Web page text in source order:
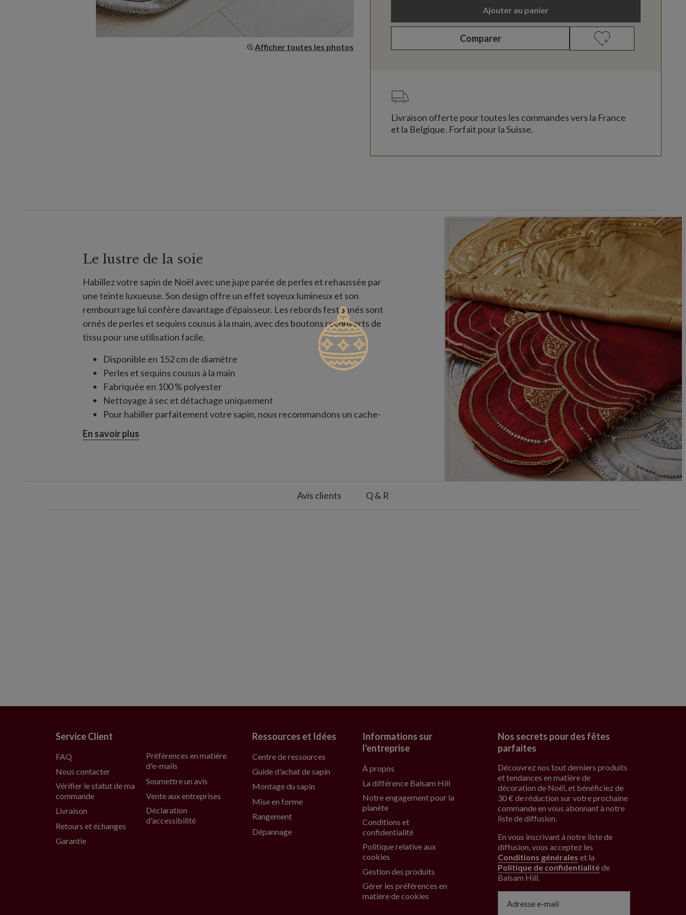
Afficher toutes les photos
Ajouter au panier
Comparer
Livraison offerte pour toutes les commandes vers la France
et la Belgique. Forfait pour la Suisse.
Le lustre de la soie
Habillez votre sapin de Noël avec une jupe parée de perles et rehaussée par
une teinte luxueuse. Son design offre un effet soyeux lumineux et son
rembourrage lui confère davantage d'épaisseur. Les rebords festonnés sont
ornés de perles et sequins cousus à la main, avec des boutons recouverts de
tissu pour une utilisation facile.
Disponible en 152 cm de diamètre
Perles et sequins cousus à la main
Fabriquée en 100 % polyester
Nettoyage à sec et détachage uniquement
Pour habiller parfaitement votre sapin, nous recommandons un cache-
pied dont le diamètre dépasse d'au moins 15 cm la largeur totale du sapin.
En savoir plus
Avis clients Q & R
Service Client
FAQ
Nous contacter
Vérifier le statut de ma
commande
Livraison
Retours et échanges
Garantie
Préférences en matière
d'e-mails
Soumettre un avis
Vente aux entreprises
Déclaration
d'accessibilité
Ressources et Idées
Centre de ressources
Guide d'achat de sapin
Montage du sapin
Mise en forme
Rangement
Dépannage
Informations sur
l'entreprise
À propos
La différence Balsam Hill
Notre engagement pour la
planète
Conditions et
confidentialité
Politique relative aux
cookies
Gestion des produits
Gérer les préférences en
matière de cookies
Nos secrets pour des fêtes
parfaites
Découvrez nos tout derniers produits
et tendances en matière de
décoration de Noël, et bénéficiez de
30 € de réduction sur votre prochaine
commande en vous abonnant à notre
liste de diffusion.
En vous inscrivant à notre liste de
diffusion, vous acceptez les
Conditions générales et la
Politique de confidentialitéde
Balsam Hill.